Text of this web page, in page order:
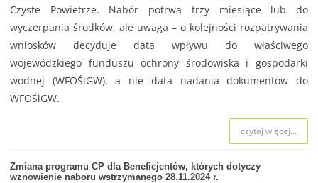
Czyste Powietrze. Nabór potrwa trzy miesiące lub do
wyczerpania środków, ale uwaga – o kolejności rozpatrywania
wniosków decyduje data wpływu do właściwego
wojewódzkiego funduszu ochrony środowiska i gospodarki
wodnej (WFOŚiGW), a nie data nadania dokumentów do
WFOŚiGW.
czytaj więcej...
Zmiana programu CP dla Beneficjentów, których dotyczy
wznowienie naboru wstrzymanego 28.11.2024 r.